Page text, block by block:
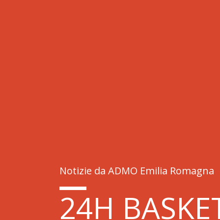
Notizie da ADMO Emilia Romagna
24H